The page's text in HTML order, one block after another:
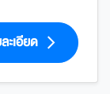
ะเอียด arrow_forward_ios